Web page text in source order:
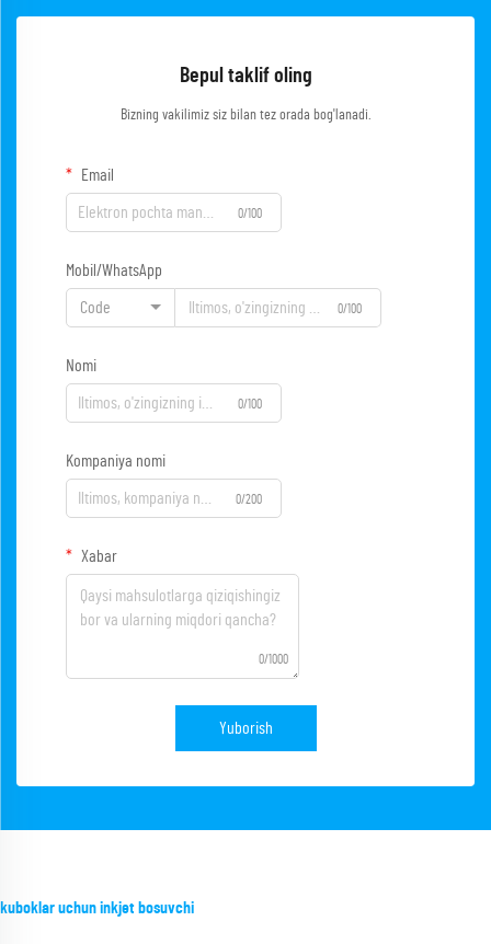
Bepul taklif oling
Bizning vakilimiz siz bilan tez orada bog'lanadi.
Email
0/100
Mobil/WhatsApp
Code 0/100
Nomi
0/100
Kompaniya nomi
0/200
Xabar
0/1000
Yuborish
kuboklar uchun inkjet bosuvchi